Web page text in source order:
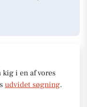
kig i en af vores
udvidet søgning.